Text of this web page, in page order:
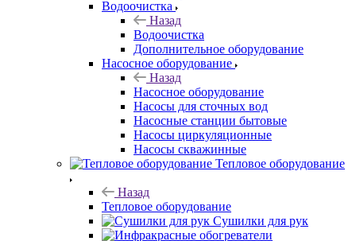
Водоочистка
Назад
Водоочистка
Дополнительное оборудование
Насосное оборудование
Назад
Насосное оборудование
Насосы для сточных вод
Насосные станции бытовые
Насосы циркуляционные
Насосы скважинные
Тепловое оборудование
Назад
Тепловое оборудование
Сушилки для рук